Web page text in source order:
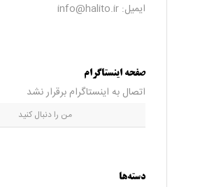
ایمیل: info@halito.ir
صفحه اینستاگرام
اتصال به اینستاگرام برقرار نشد
من را دنبال کنید
دسته‌ها